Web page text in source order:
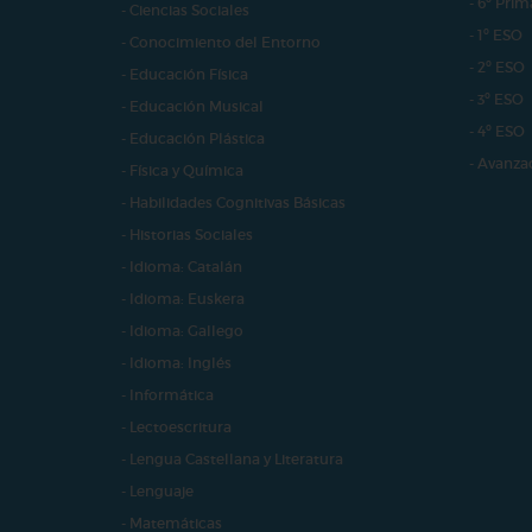
- Ciencias Sociales
- Conocimiento del Entorno
- Educación Física
- Educación Musical
- Educación Plástica
- Física y Química
- Habilidades Cognitivas Básicas
- Historias Sociales
- Idioma: Catalán
- Idioma: Euskera
- Idioma: Gallego
- Idioma: Inglés
- Informática
- Lectoescritura
- Lengua Castellana y Literatura
- Lenguaje
- Matemáticas
- 1º ESO
- 2º ESO
- 3º ESO
- 4º ESO
-